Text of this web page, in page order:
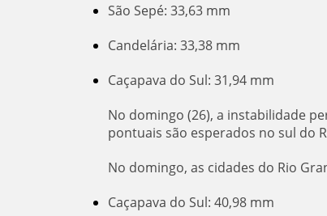
São Sepé: 33,63 mm
Candelária: 33,38 mm
Caçapava do Sul: 31,94 mm
No domingo (26), a instabilidade
pontuais são esperados no sul do
No domingo, as cidades do Rio
Caçapava do Sul: 40,98 mm